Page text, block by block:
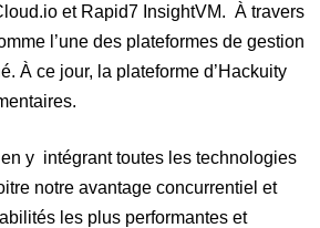
et Rapid7 InsightVM. À travers
l’une des plateformes de gestion
À ce jour, la plateforme d’Hackuity
y intégrant toutes les technologies
notre avantage concurrentiel et
les plus performantes et